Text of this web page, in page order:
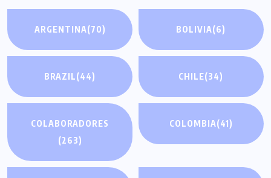
ARGENTINA(70) BOLIVIA(6)
BRAZIL(44) CHILE(34)
COLABORADORES
(263)
COLOMBIA(41)